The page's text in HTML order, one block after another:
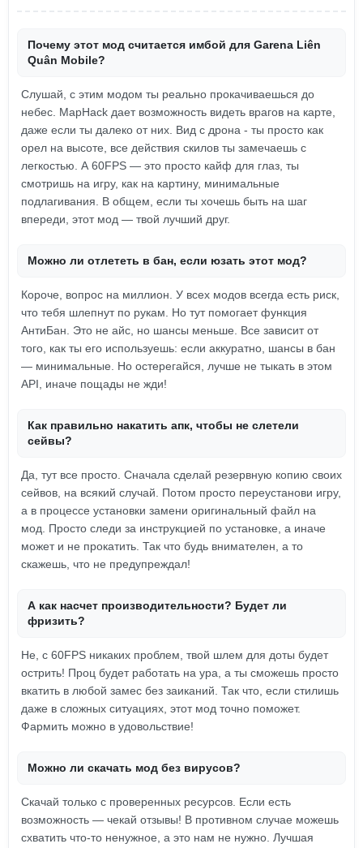
Почему этот мод считается имбой для Garena Liên
Quân Mobile?
Слушай, с этим модом ты реально прокачиваешься до
небес. MapHack дает возможность видеть врагов на карте,
даже если ты далеко от них. Вид с дрона - ты просто как
орел на высоте, все действия скилов ты замечаешь с
легкостью. А 60FPS — это просто кайф для глаз, ты
смотришь на игру, как на картину, минимальные
подлагивания. В общем, если ты хочешь быть на шаг
впереди, этот мод — твой лучший друг.
Можно ли отлететь в бан, если юзать этот мод?
Короче, вопрос на миллион. У всех модов всегда есть риск,
что тебя шлепнут по рукам. Но тут помогает функция
АнтиБан. Это не айс, но шансы меньше. Все зависит от
того, как ты его используешь: если аккуратно, шансы в бан
— минимальные. Но остерегайся, лучше не тыкать в этом
API, иначе пощады не жди!
Как правильно накатить апк, чтобы не слетели
сейвы?
Да, тут все просто. Сначала сделай резервную копию своих
сейвов, на всякий случай. Потом просто переустанови игру,
а в процессе установки замени оригинальный файл на
мод. Просто следи за инструкцией по установке, а иначе
может и не прокатить. Так что будь внимателен, а то
скажешь, что не предупреждал!
А как насчет производительности? Будет ли
фризить?
Не, с 60FPS никаких проблем, твой шлем для доты будет
острить! Проц будет работать на ура, а ты сможешь просто
вкатить в любой замес без заиканий. Так что, если стилишь
даже в сложных ситуациях, этот мод точно поможет.
Фармить можно в удовольствие!
Можно ли скачать мод без вирусов?
Скачай только с проверенных ресурсов. Если есть
возможность — чекай отзывы! В противном случае можешь
схватить что-то ненужное, а это нам не нужно. Лучшая